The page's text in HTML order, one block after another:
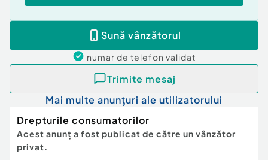
Sună vânzătorul
numar de telefon validat
Trimite mesaj
Mai multe anunțuri ale utilizatorului
Drepturile consumatorilor
Acest anunț a fost publicat de către un vânzător
privat.